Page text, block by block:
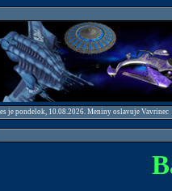
je pondelok, 10.08.2026. Meniny oslavuje Vavrinec